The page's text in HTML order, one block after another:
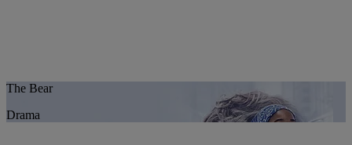
The Bear
Drama